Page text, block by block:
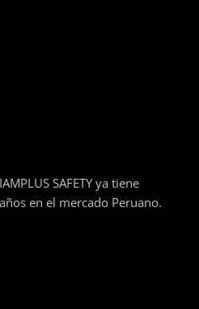
SAFETY ya tiene
en el mercado Peruano.